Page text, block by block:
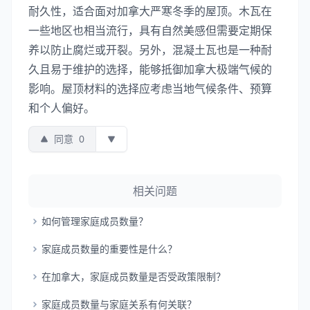
耐久性，适合面对加拿大严寒冬季的屋顶。木瓦在
一些地区也相当流行，具有自然美感但需要定期保
养以防止腐烂或开裂。另外，混凝土瓦也是一种耐
久且易于维护的选择，能够抵御加拿大极端气候的
影响。屋顶材料的选择应考虑当地气候条件、预算
和个人偏好。
同意 0
相关问题
如何管理家庭成员数量？
家庭成员数量的重要性是什么？
在加拿大，家庭成员数量是否受政策限制？
家庭成员数量与家庭关系有何关联？